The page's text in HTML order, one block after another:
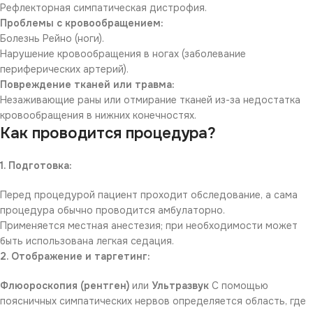
Рефлекторная симпатическая дистрофия.
Проблемы с кровообращением:
Болезнь Рейно (ноги).
Нарушение кровообращения в ногах (заболевание
периферических артерий).
Повреждение тканей или травма:
Незаживающие раны или отмирание тканей из-за недостатка
кровообращения в нижних конечностях.
Как проводится процедура?
1. Подготовка:
Перед процедурой пациент проходит обследование, а сама
процедура обычно проводится амбулаторно.
Применяется местная анестезия; при необходимости может
быть использована легкая седация.
2. Отображение и таргетинг:
Флюороскопия (рентген) или Ультразвук С помощью
поясничных симпатических нервов определяется область, где